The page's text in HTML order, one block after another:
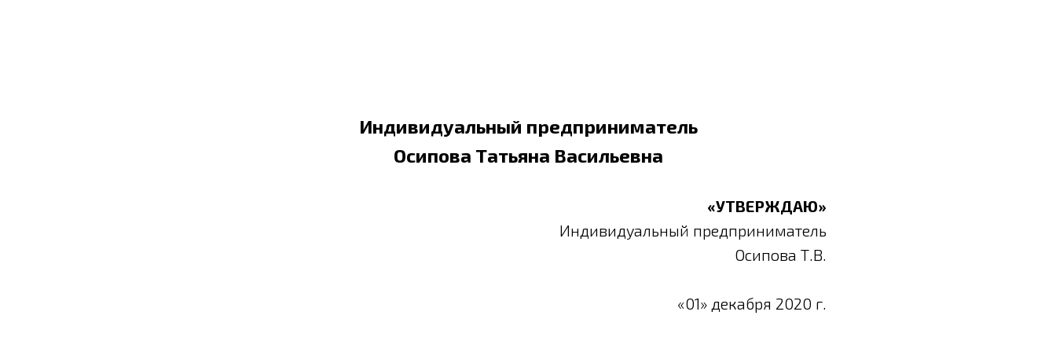
Индивидуальный предприниматель
Осипова Татьяна Васильевна
«УТВЕРЖДАЮ»
Индивидуальный предприниматель
Осипова Т.В.
«01» декабря 2020 г.